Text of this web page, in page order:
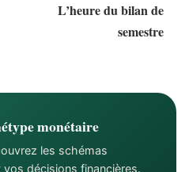
L’heure du bilan de
semestre
monétaire
les schémas
décisions financières.